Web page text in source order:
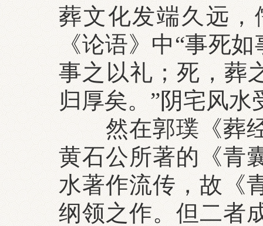
葬文化发端久远
《论语》中“事死
事之以礼；死，葬
归厚矣。”阴宅风
然在郭璞《葬经
黄石公所著的《青
水著作流传，故《
纲领之作。但二者